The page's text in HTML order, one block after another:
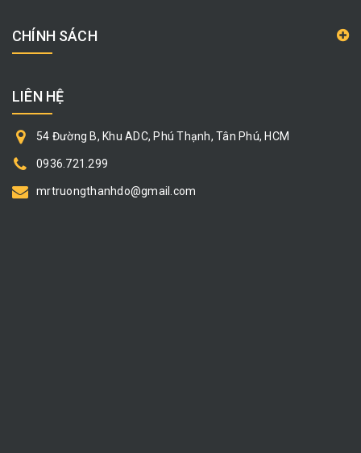
CHÍNH SÁCH
LIÊN HỆ
54 Đường B, Khu ADC, Phú Thạnh, Tân Phú, HCM
0936.721.299
mrtruongthanhdo@gmail.com